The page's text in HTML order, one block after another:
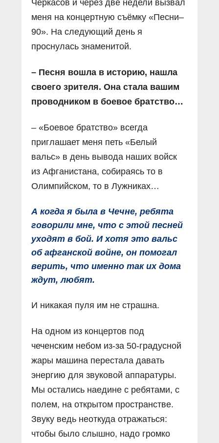
Черкасов и через две недели вызвал
меня на концертную съёмку «Песни–
90». На следующий день я
проснулась знаменитой.
– Песня вошла в историю, нашла
своего зрителя. Она стала вашим
провод­ником в боевое братство…
– «Боевое братство» всегда
приглашает меня петь «Белый
вальс» в день вывода наших войск
из Афганистана, собираясь то в
Олимпийском, то в Лужниках…
А когда я была в Чечне, ребята
говорили мне, что с этой песней
уходят в бой. И хотя это вальс
об афганской войне, он помогал
верить, что именно так их дома
ждут, любят.
И никакая пуля им не страшна.
На одном из концертов под
чеченским небом из-за 50-градусной
жары машина перестала давать
энергию для звуковой аппаратуры.
Мы остались наедине с ребятами, с
полем, на открытом пространстве.
Звуку ведь неоткуда отражаться:
чтобы было слышно, надо громко